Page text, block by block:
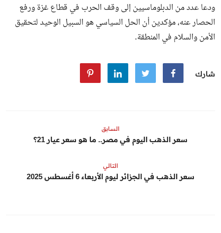
ودعا عدد من الدبلوماسيين إلى وقف الحرب في قطاع غزة ورفع
الحصار عنه، مؤكدين أن الحل السياسي هو السبيل الوحيد لتحقيق
الأمن والسلام في المنطقة.
شارك
السابق
سعر الذهب اليوم في مصر.. ما هو سعر عيار 21؟
التالي
سعر الذهب في الجزائر ليوم الأربعاء 6 أغسطس 2025